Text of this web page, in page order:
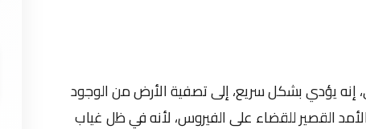
إنه يؤدي بشكل سريع، إلى تصفية الأرض من الوجود
القصير للقضاء على الفيروس، لأنه في ظل غياب